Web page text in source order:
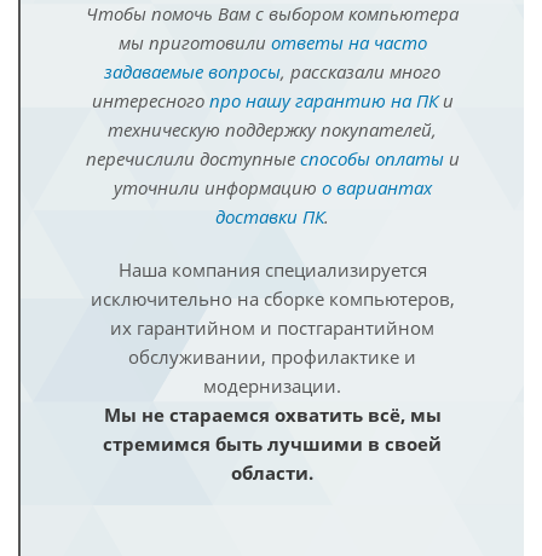
Чтобы помочь Вам с выбором компьютера
мы приготовили ответы на часто
задаваемые вопросы, рассказали много
интересного про нашу гарантию на ПКи
техническую поддержку покупателей,
перечислили доступные способы оплатыи
уточнили информацию о вариантах
доставки ПК.
Наша компания специализируется
исключительно на сборке компьютеров,
их гарантийном и постгарантийном
обслуживании, профилактике и
модернизации.
Мы не стараемся охватить всё, мы
стремимся быть лучшими в своей
области.